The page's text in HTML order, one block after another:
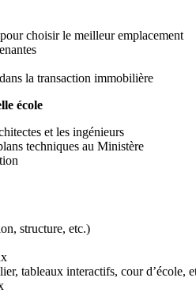
choisir le meilleur emplacement
la transaction immobilière
école
et les ingénieurs
techniques au Ministère
structure, etc.)
tableaux interactifs, cour d’école,